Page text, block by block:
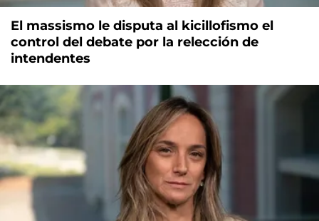
El massismo le disputa al kicillofismo el
control del debate por la relección de
intendentes